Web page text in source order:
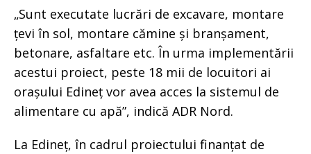
„Sunt executate lucrări de excavare, montare
țevi în sol, montare cămine și branșament,
betonare, asfaltare etc. În urma implementării
acestui proiect, peste 18 mii de locuitori ai
orașului Edineț vor avea acces la sistemul de
alimentare cu apă”, indică ADR Nord.
La Edineț, în cadrul proiectului finanțat de